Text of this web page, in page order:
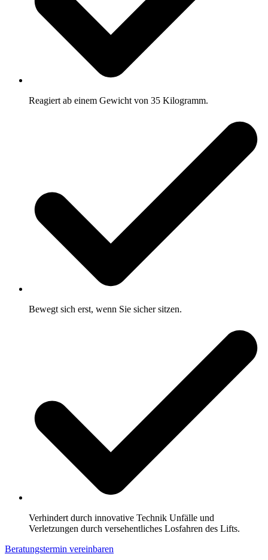
Reagiert ab einem Gewicht von 35 Kilogramm.
Bewegt sich erst, wenn Sie sicher sitzen.
Verhindert durch innovative Technik Unfälle und
Verletzungen durch versehentliches Losfahren des Lifts.
Beratungstermin vereinbaren